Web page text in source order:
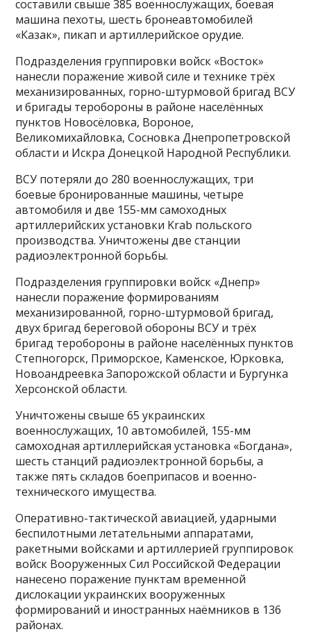
составили свыше 385 военнослужащих, боевая
машина пехоты, шесть бронеавтомобилей
«Казак», пикап и артиллерийское орудие.
Подразделения группировки войск «Восток»
нанесли поражение живой силе и технике трёх
механизированных, горно-штурмовой бригад ВСУ
и бригады теробороны в районе населённых
пунктов Новосёловка, Вороное,
Великомихайловка, Сосновка Днепропетровской
области и Искра Донецкой Народной Республики.
ВСУ потеряли до 280 военнослужащих, три
боевые бронированные машины, четыре
автомобиля и две 155-мм самоходных
артиллерийских установки Krab польского
производства. Уничтожены две станции
радиоэлектронной борьбы.
Подразделения группировки войск «Днепр»
нанесли поражение формированиям
механизированной, горно-штурмовой бригад,
двух бригад береговой обороны ВСУ и трёх
бригад теробороны в районе населённых пунктов
Степногорск, Приморское, Каменское, Юрковка,
Новоандреевка Запорожской области и Бургунка
Херсонской области.
Уничтожены свыше 65 украинских
военнослужащих, 10 автомобилей, 155-мм
самоходная артиллерийская установка «Богдана»,
шесть станций радиоэлектронной борьбы, а
также пять складов боеприпасов и военно-
технического имущества.
Оперативно-тактической авиацией, ударными
беспилотными летательными аппаратами,
ракетными войсками и артиллерией группировок
войск Вооруженных Сил Российской Федерации
нанесено поражение пунктам временной
дислокации украинских вооруженных
формирований и иностранных наёмников в 136
районах.